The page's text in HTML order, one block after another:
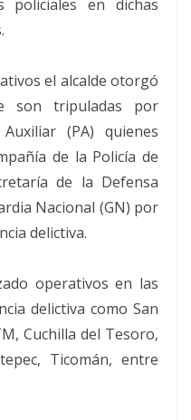
policiales en dichas
el alcalde otorgó
son tripuladas por
(PA) quienes
de la Policía de
de la Defensa
Nacional (GN) por
delictiva.
operativos en las
delictiva como San
Cuchilla del Tesoro,
Ticomán, entre